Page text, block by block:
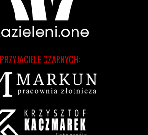
PRZYJACIELE CZARNYCH: